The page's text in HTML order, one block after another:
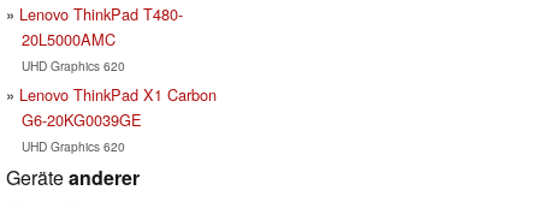
Lenovo ThinkPad T480-
20L5000AMC
UHD Graphics 620
Lenovo ThinkPad X1 Carbon
G6-20KG0039GE
UHD Graphics 620
Geräteanderer